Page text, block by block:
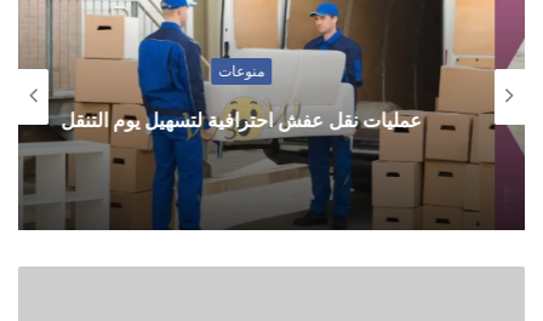
منوعات
عمليات نقل عفش احترافية لتسهيل يوم التنقل